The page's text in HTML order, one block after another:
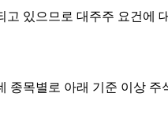
있으므로 대주주 요건에
종목별로 아래 기준 이상 주